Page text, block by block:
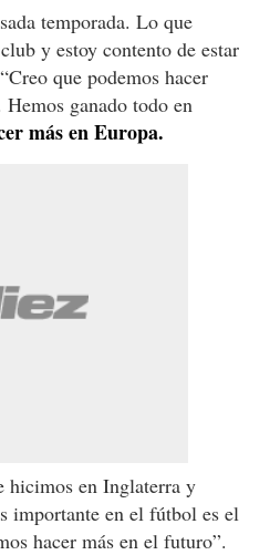
temporada. Lo que
y estoy contento de estar
que podemos hacer
ganado todo en
más en Europa.
hicimos en Inglaterra y
importante en el fútbol es el
hacer más en el futuro”.